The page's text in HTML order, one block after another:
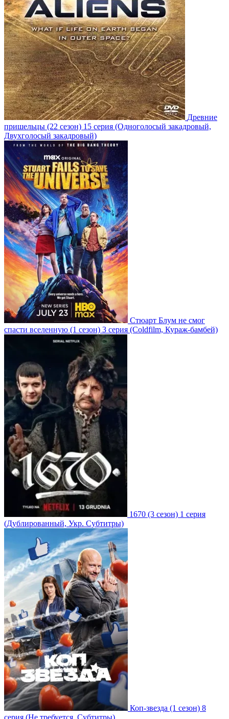
Древние
пришельцы (22 сезон) 15 серия (Одноголосый закадровый,
Двухголосый закадровый)
Стюарт Блум не смог
спасти вселенную (1 сезон) 3 серия (Coldfilm, Кураж-бамбей)
1670 (3 сезон) 1 серия
(Дублированный, Укр. Субтитры)
Коп-звезда (1 сезон) 8
серия (Не требуется, Субтитры)